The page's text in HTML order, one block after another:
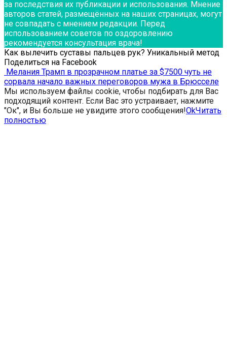
за последствия их публикации и использования. Мнение
авторов статей, размещённых на наших страницах, могут
не совпадать с мнением редакции. Перед
использованием советов по оздоровлению
рекомендуется консультация врача!
Как вылечить суставы пальцев рук? Уникальный метод
Поделиться на Facebook
Мелания Трамп в прозрачном платье за $7500 чуть не
сорвала начало важных переговоров мужа в Брюсселе
Мы используем файлы cookie, чтобы подбирать для Вас
подходящий контент. Если Вас это устраивает, нажмите
"Ок", и Вы больше не увидите этого сообщения!OkЧитать
полностью